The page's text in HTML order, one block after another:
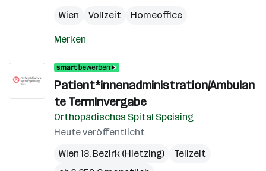
Wien
Vollzeit Homeoffice
Merken
Patient*innenadministration/Ambulan
te Terminvergabe
Orthopädisches Spital Speising
Heute veröffentlicht
Wien 13. Bezirk (Hietzing)
Teilzeit